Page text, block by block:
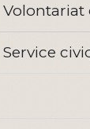
Volontariat
Service